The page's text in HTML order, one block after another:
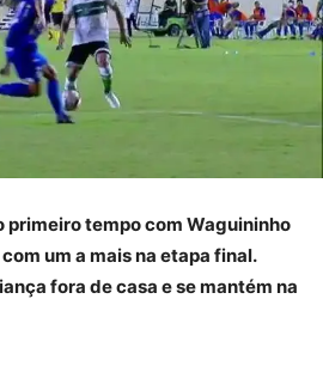
primeiro tempo com Waguininho
um a mais na etapa final.
fora de casa e se mantém na